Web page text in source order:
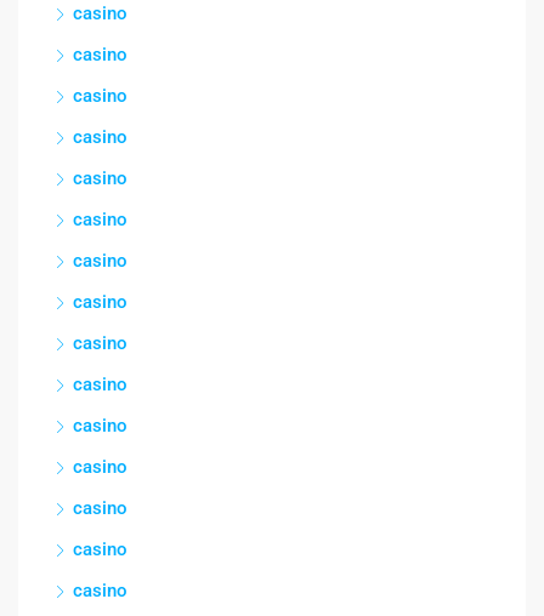
casino
casino
casino
casino
casino
casino
casino
casino
casino
casino
casino
casino
casino
casino
casino